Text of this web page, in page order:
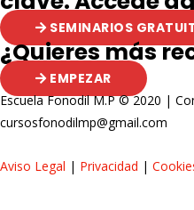
SEMINARIOS
¿Quieres más
EMPEZAR
Escuela Fonodil M.P © 2020 |
cursosfonodilmp@gmail.com
Aviso Legal | Privacidad |